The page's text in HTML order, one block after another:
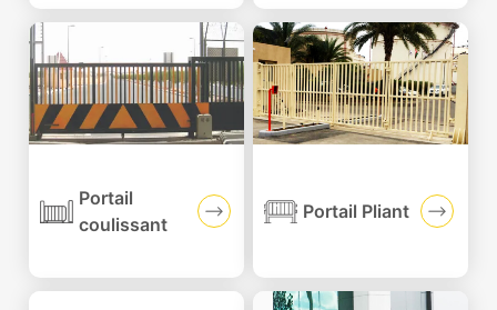
Portail
coulissant
Portail Pliant